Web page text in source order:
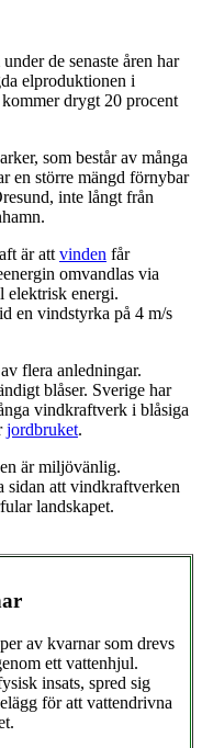
de senaste åren har
elproduktionen i
drygt 20 procent
som består av många
en större mängd förnybar
inte långt från
är attvinden får
omvandlas via
elektrisk energi.
en vindstyrka på 4 m/s
flera anledningar.
blåser. Sverige har
vindkraftverk i blåsiga
jordbruket.
är miljövänlig.
sidan att vindkraftverken
landskapet.
av kvarnar som drevs
ett vattenhjul.
insats, spred sig
för att vattendrivna